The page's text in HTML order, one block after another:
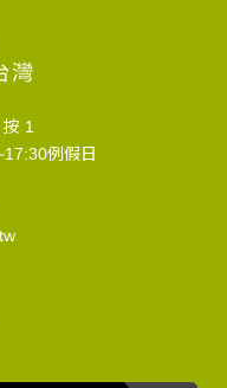
1
例假日